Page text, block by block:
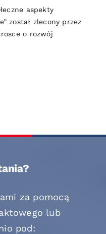
aspekty
został zlecony przez
o rozwój
za pomocą
lub
pod: